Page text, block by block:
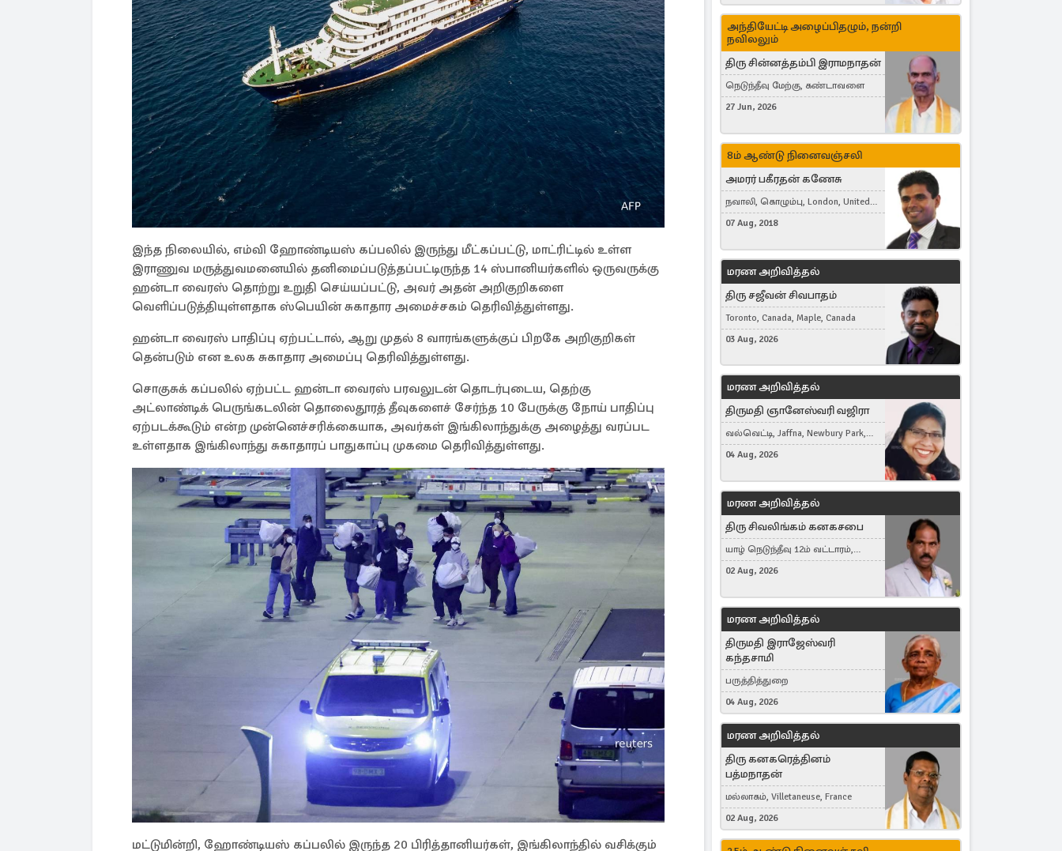
இந்த நிலையில், எம்வி ஹோண்டியஸ் கப்பலில் இருந்து மீட்கப்பட்டு, மாட்ரிட்டில் உள்ள
இராணுவ மருத்துவமனையில் தனிமைப்படுத்தப்பட்டிருந்த 14 ஸ்பானியர்களில் ஒருவருக்கு
ஹன்டா வைரஸ் தொற்று உறுதி செய்யப்பட்டு, அவர் அதன் அறிகுறிகளை
வெளிப்படுத்தியுள்ளதாக ஸ்பெயின் சுகாதார அமைச்சகம் தெரிவித்துள்ளது.
ஹன்டா வைரஸ் பாதிப்பு ஏற்பட்டால், ஆறு முதல் 8 வாரங்களுக்குப் பிறகே அறிகுறிகள்
தென்படும் என உலக சுகாதார அமைப்பு தெரிவித்துள்ளது.
சொகுசுக் கப்பலில் ஏற்பட்ட ஹன்டா வைரஸ் பரவலுடன் தொடர்புடைய, தெற்கு
அட்லாண்டிக் பெருங்கடலின் தொலைதூரத் தீவுகளைச் சேர்ந்த 10 பேருக்கு நோய் பாதிப்பு
ஏற்படக்கூடும் என்ற முன்னெச்சரிக்கையாக, அவர்கள் இங்கிலாந்துக்கு அழைத்து வரப்பட
உள்ளதாக இங்கிலாந்து சுகாதாரப் பாதுகாப்பு முகமை தெரிவித்துள்ளது.
மட்டுமின்றி, ஹோண்டியஸ் கப்பலில் இருந்த 20 பிரித்தானியர்கள், இங்கிலாந்தில் வசிக்கும்
அந்தியேட்டி அழைப்பிதழும், நன்றி
நவிலலும்
திரு சின்னத்தம்பி இராமநாதன்
நெடுந்தீவு மேற்கு, கண்டாவளை
27 Jun, 2026
8ம் ஆண்டு நினைவஞ்சலி
அமரர் பகீரதன் கணேசு
நவாலி, கொழும்பு, London, United
Kingdom
07 Aug, 2018
மரண அறிவித்தல்
திரு சஜீவன் சிவபாதம்
Toronto, Canada, Maple, Canada
03 Aug, 2026
மரண அறிவித்தல்
திருமதி ஞானேஸ்வரி வஜிரா
வல்வெட்டி, Jaffna, Newbury Park,
United Kingdom
04 Aug, 2026
மரண அறிவித்தல்
திரு சிவலிங்கம் கனகசபை
யாழ் நெடுந்தீவு 12ம் வட்டாரம்,
Jaffna, நயினாதீவு, London, United
02 Aug, 2026
மரண அறிவித்தல்
திருமதி இராஜேஸ்வரி
கந்தசாமி
பருத்தித்துறை
04 Aug, 2026
மரண அறிவித்தல்
திரு கனகரெத்தினம்
பத்மநாதன்
மல்லாகம், Villetaneuse, France
02 Aug, 2026